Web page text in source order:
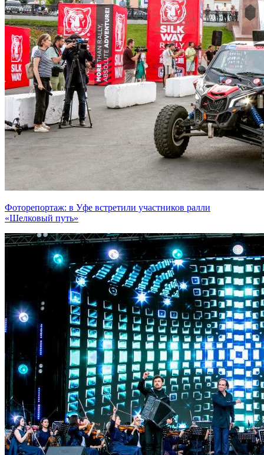
Фоторепортаж: в Уфе встретили участников ралли
«Шелковый путь»